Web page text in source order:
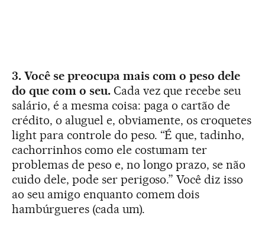
3. Você se preocupa mais com o peso dele
do que com o seu.Cada vez que recebe seu
salário, é a mesma coisa: paga o cartão de
crédito, o aluguel e, obviamente, os croquetes
light para controle do peso. “É que, tadinho,
cachorrinhos como ele costumam ter
problemas de peso e, no longo prazo, se não
cuido dele, pode ser perigoso.” Você diz isso
ao seu amigo enquanto comem dois
hambúrgueres (cada um).